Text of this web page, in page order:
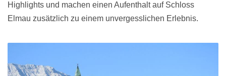
Highlights und machen einen Aufenthalt auf Schloss
Elmau zusätzlich zu einem unvergesslichen Erlebnis.